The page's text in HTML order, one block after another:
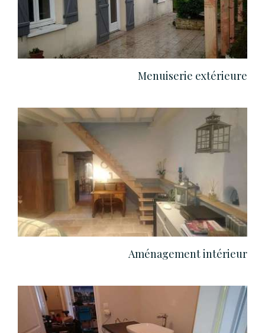
Menuiserie extérieure
Aménagement intérieur